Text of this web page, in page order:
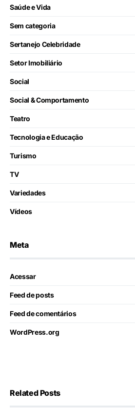
Saúde e Vida
Sem categoria
Sertanejo Celebridade
Setor Imobiliário
Social
Social & Comportamento
Teatro
Tecnologia e Educação
Turismo
TV
Variedades
Vídeos
Meta
Acessar
Feed de posts
Feed de comentários
WordPress.org
Related Posts